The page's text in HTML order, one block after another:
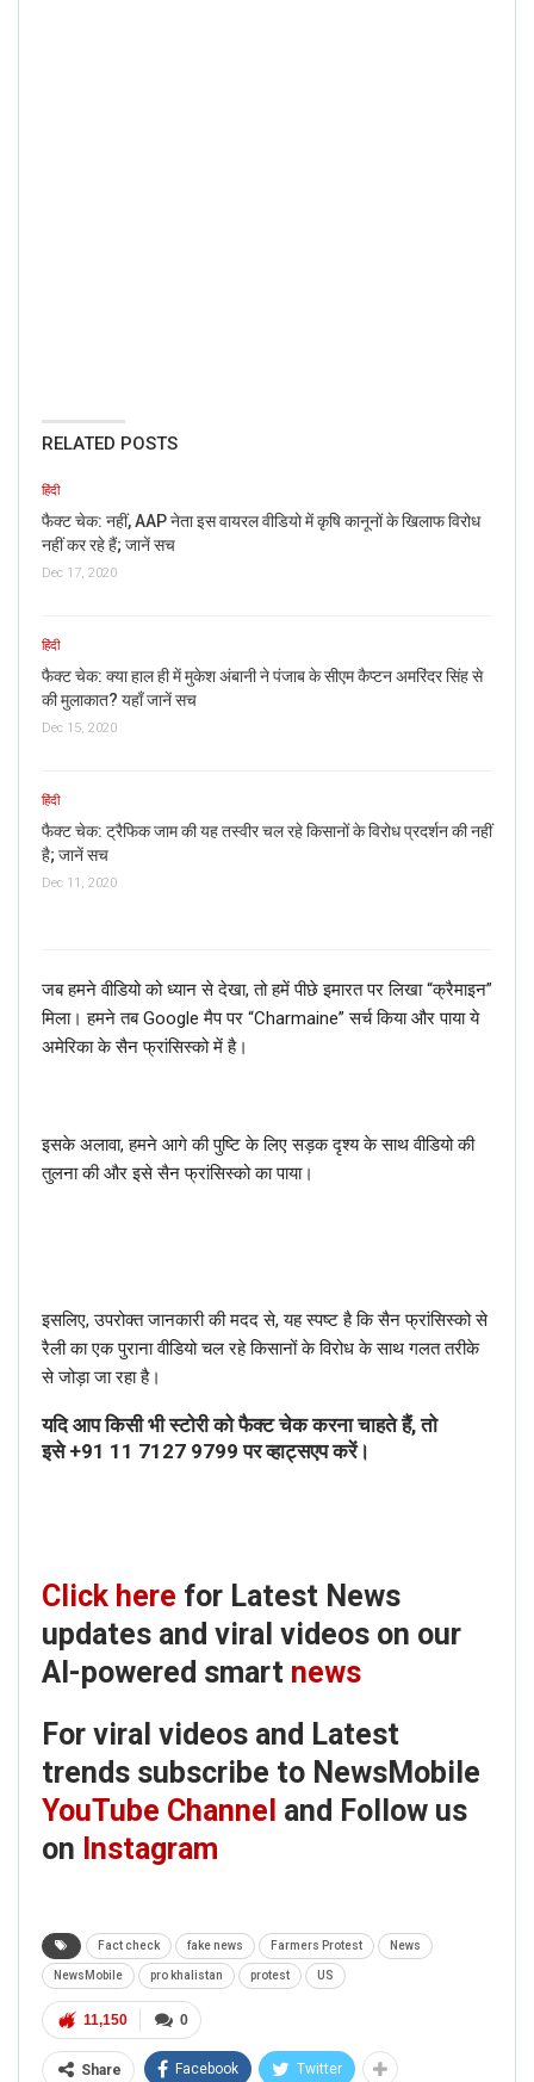
RELATED POSTS
हिंदी
फैक्ट चेक: नहीं, AAP नेता इस वायरल वीडियो में कृषि कानूनों के खिलाफ विरोध
नहीं कर रहे हैं; जानें सच
Dec 17, 2020
हिंदी
फैक्ट चेक: क्या हाल ही में मुकेश अंबानी ने पंजाब के सीएम कैप्टन अमरिंदर सिंह से
की मुलाकात? यहाँ जानें सच
Dec 15, 2020
हिंदी
फैक्ट चेक: ट्रैफिक जाम की यह तस्वीर चल रहे किसानों के विरोध प्रदर्शन की नहीं
है; जानें सच
Dec 11, 2020
जब हमने वीडियो को ध्यान से देखा, तो हमें पीछे इमारत पर लिखा “क्रैमाइन”
मिला। हमने तब Google मैप पर “Charmaine” सर्च किया और पाया ये
अमेरिका के सैन फ्रांसिस्को में है।
इसके अलावा, हमने आगे की पुष्टि के लिए सड़क दृश्य के साथ वीडियो की
तुलना की और इसे सैन फ्रांसिस्को का पाया।
इसलिए, उपरोक्त जानकारी की मदद से, यह स्पष्ट है कि सैन फ्रांसिस्को से
रैली का एक पुराना वीडियो चल रहे किसानों के विरोध के साथ गलत तरीके
से जोड़ा जा रहा है।
यदि आप किसी भी स्टोरी को फैक्ट चेक करना चाहते हैं, तो
इसे+91 11 7127 9799पर व्हाट्सएप करें।
Click here for Latest News
updates and viral videos on our
AI-powered smart news
For viral videos and Latest
trends subscribe to NewsMobile
YouTube Channel and Follow us
on Instagram
Fact check fake news Farmers Protest News
NewsMobile pro khalistan protest US
0
11,150
Share Facebook Twitter